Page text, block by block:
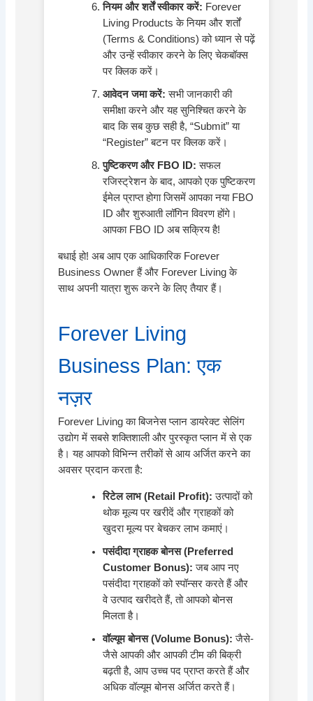
नियम और शर्तें स्वीकार करें: Forever
Living Products के नियम और शर्तों
(Terms & Conditions) को ध्यान से पढ़ें
और उन्हें स्वीकार करने के लिए चेकबॉक्स
पर क्लिक करें।
आवेदन जमा करें: सभी जानकारी की
समीक्षा करने और यह सुनिश्चित करने के
बाद कि सब कुछ सही है, “Submit” या
“Register” बटन पर क्लिक करें।
पुष्टिकरण और FBO ID: सफल
रजिस्ट्रेशन के बाद, आपको एक पुष्टिकरण
ईमेल प्राप्त होगा जिसमें आपका नया FBO
ID और शुरुआती लॉगिन विवरण होंगे।
आपका FBO ID अब सक्रिय है!
बधाई हो! अब आप एक आधिकारिक Forever
Business Owner हैं और Forever Living के
साथ अपनी यात्रा शुरू करने के लिए तैयार हैं।
Forever Living
Business Plan: एक
नज़र
Forever Living का बिजनेस प्लान डायरेक्ट सेलिंग
उद्योग में सबसे शक्तिशाली और पुरस्कृत प्लान में से एक
है। यह आपको विभिन्न तरीकों से आय अर्जित करने का
अवसर प्रदान करता है:
रिटेल लाभ (Retail Profit): उत्पादों को
थोक मूल्य पर खरीदें और ग्राहकों को
खुदरा मूल्य पर बेचकर लाभ कमाएं।
पसंदीदा ग्राहक बोनस (Preferred
Customer Bonus): जब आप नए
पसंदीदा ग्राहकों को स्पॉन्सर करते हैं और
वे उत्पाद खरीदते हैं, तो आपको बोनस
मिलता है।
वॉल्यूम बोनस (Volume Bonus): जैसे-
जैसे आपकी और आपकी टीम की बिक्री
बढ़ती है, आप उच्च पद प्राप्त करते हैं और
अधिक वॉल्यूम बोनस अर्जित करते हैं।